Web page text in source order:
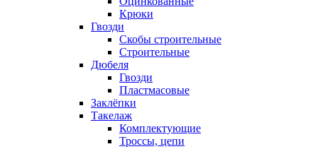
Крюки
Гвозди
Скобы строительные
Строительные
Дюбеля
Гвозди
Пластмасовые
Заклёпки
Такелаж
Комплектующие
Троссы, цепи